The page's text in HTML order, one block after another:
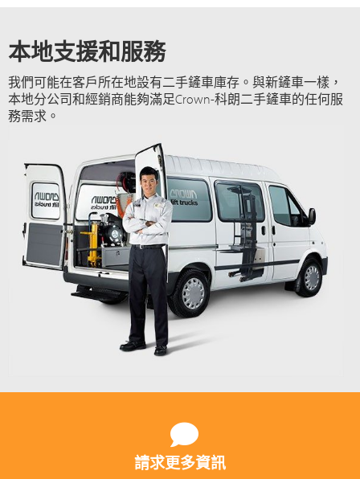
本地支援和服務
我們可能在客戶所在地設有二手鏟車庫存。與新鏟車一樣，
本地分公司和經銷商能夠滿足Crown-科朗二手鏟車的任何服
務需求。
請求更多資訊